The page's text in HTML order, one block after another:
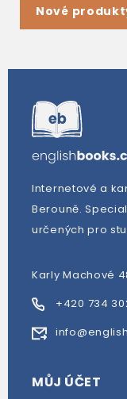
Nové
Internetové a
Berouně.
určených pro
Karly Machové
+420 734
MŮJ ÚČET